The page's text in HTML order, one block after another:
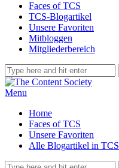
Faces of TCS
TCS-Blogartikel
Unsere Favoriten
Mitbloggen
Mitgliederbereich
Menu
Home
Faces of TCS
Unsere Favoriten
Alle Blogartikel in TCS